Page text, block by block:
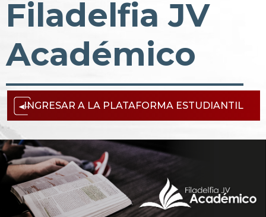
Filadelfia JV
Académico
INGRESAR A LA PLATAFORMA ESTUDIANTIL